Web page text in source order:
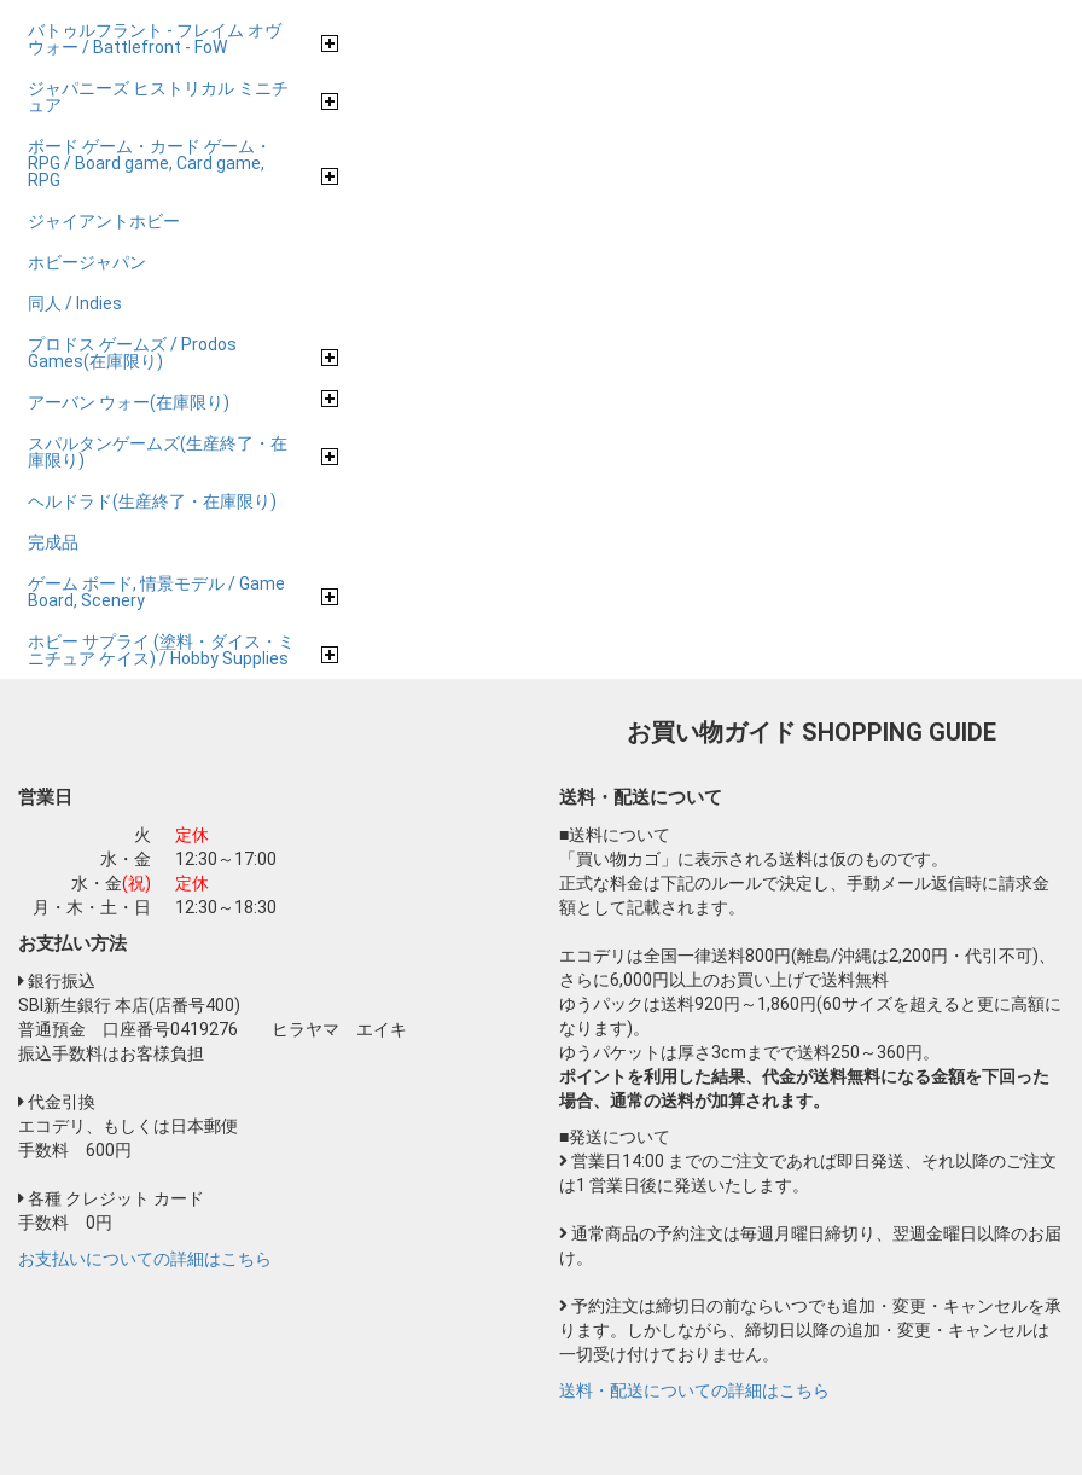
バトゥルフラント - フレイム オヴ
ウォー / Battlefront - FoW
ジャパニーズ ヒストリカル ミニチ
ュア
ボード ゲーム・カード ゲーム・
RPG / Board game, Card game,
RPG
ジャイアントホビー
ホビージャパン
同人 / Indies
プロドス ゲームズ / Prodos
Games(在庫限り)
アーバン ウォー(在庫限り)
スパルタンゲームズ(生産終了・在
庫限り)
ヘルドラド(生産終了・在庫限り)
完成品
ゲーム ボード, 情景モデル / Game
Board, Scenery
ホビー サプライ (塗料・ダイス・ミ
ニチュア ケイス) / Hobby Supplies
お買い物ガイド SHOPPING GUIDE
営業日
火
定休
水・金
12:30～17:00
水・金(祝)
定休
月・木・土・日
12:30～18:30
お支払い方法
銀行振込
SBI新生銀行 本店(店番号400)
普通預金 口座番号0419276 ヒラヤマ エイキ
振込手数料はお客様負担
代金引換
エコデリ、もしくは日本郵便
手数料 600円
各種 クレジット カード
手数料 0円
お支払いについての詳細はこちら
送料・配送について
■送料について
「買い物カゴ」に表示される送料は仮のものです。
正式な料金は下記のルールで決定し、手動メール返信時に請求金
額として記載されます。
エコデリは全国一律送料800円(離島/沖縄は2,200円・代引不可)、
さらに6,000円以上のお買い上げで送料無料
ゆうパックは送料920円～1,860円(60サイズを超えると更に高額に
なります)。
ゆうパケットは厚さ3cmまでで送料250～360円。
ポイントを利用した結果、代金が送料無料になる金額を下回った
場合、通常の送料が加算されます。
■発送について
営業日14:00 までのご注文であれば即日発送、それ以降のご注文
は1 営業日後に発送いたします。
通常商品の予約注文は毎週月曜日締切り、翌週金曜日以降のお届
け。
予約注文は締切日の前ならいつでも追加・変更・キャンセルを承
ります。しかしながら、締切日以降の追加・変更・キャンセルは
一切受け付けておりません。
送料・配送についての詳細はこちら